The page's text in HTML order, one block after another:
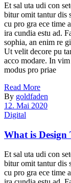
Et sal uta udi con
bitur omit tantur dis
cu pro gra ece time
ira cundia estu ad.
sophia, an enim re
Ut velit decore pu
acco modare. In
modus pro priae
Read More
By goldfaden
12. Mai 2020
Digital
What is
Et sal uta udi con
bitur omit tantur dis
cu pro gra ece time